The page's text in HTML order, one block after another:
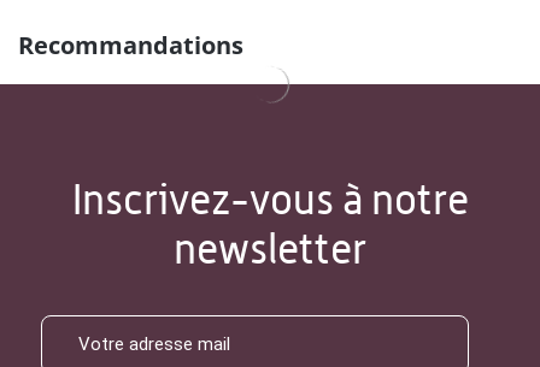
Recommandations
Inscrivez-vous à notre
newsletter